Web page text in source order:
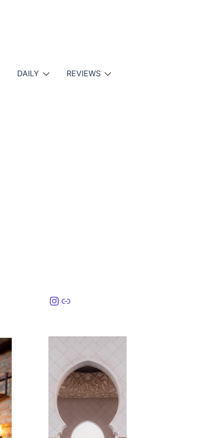
DAILY REVIEWS
Instagram
링크